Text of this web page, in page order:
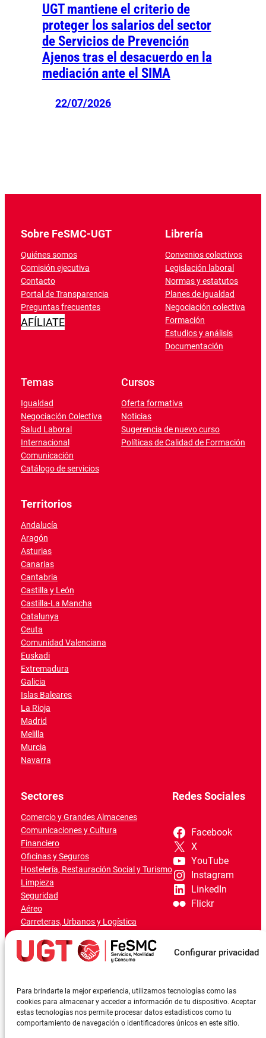
Configurar privacidad
Para brindarte la mejor experiencia, utilizamos tecnologías como las
cookies para almacenar y acceder a información de tu dispositivo. Aceptar
estas tecnologías nos permite procesar datos estadísticos como tu
comportamiento de navegación o identificadores únicos en este sitio.
UGT mantiene el criterio de
proteger los salarios del sector
de Servicios de Prevención
Ajenos tras el desacuerdo en la
mediación ante el SIMA
22/07/2026
Sobre FeSMC-UGT
Quiénes somos
Comisión ejecutiva
Contacto
Portal de Transparencia
Preguntas frecuentes
AFÍLIATE
Librería
Convenios colectivos
Legislación laboral
Normas y estatutos
Planes de igualdad
Negociación colectiva
Formación
Estudios y análisis
Documentación
Temas
Igualdad
Negociación Colectiva
Salud Laboral
Internacional
Comunicación
Catálogo de servicios
Cursos
Oferta formativa
Noticias
Sugerencia de nuevo curso
Políticas de Calidad de Formación
Territorios
Andalucía
Aragón
Asturias
Canarias
Cantabria
Castilla y León
Castilla-La Mancha
Catalunya
Ceuta
Comunidad Valenciana
Euskadi
Extremadura
Galicia
Islas Baleares
La Rioja
Madrid
Melilla
Murcia
Navarra
Sectores
Comercio y Grandes Almacenes
Comunicaciones y Cultura
Financiero
Oficinas y Seguros
Hostelería, Restauración Social y Turismo
Limpieza
Seguridad
Aéreo
Carreteras, Urbanos y Logística
Marítimo-Portuario
Redes Sociales
Facebook
X
YouTube
Instagram
LinkedIn
Flickr